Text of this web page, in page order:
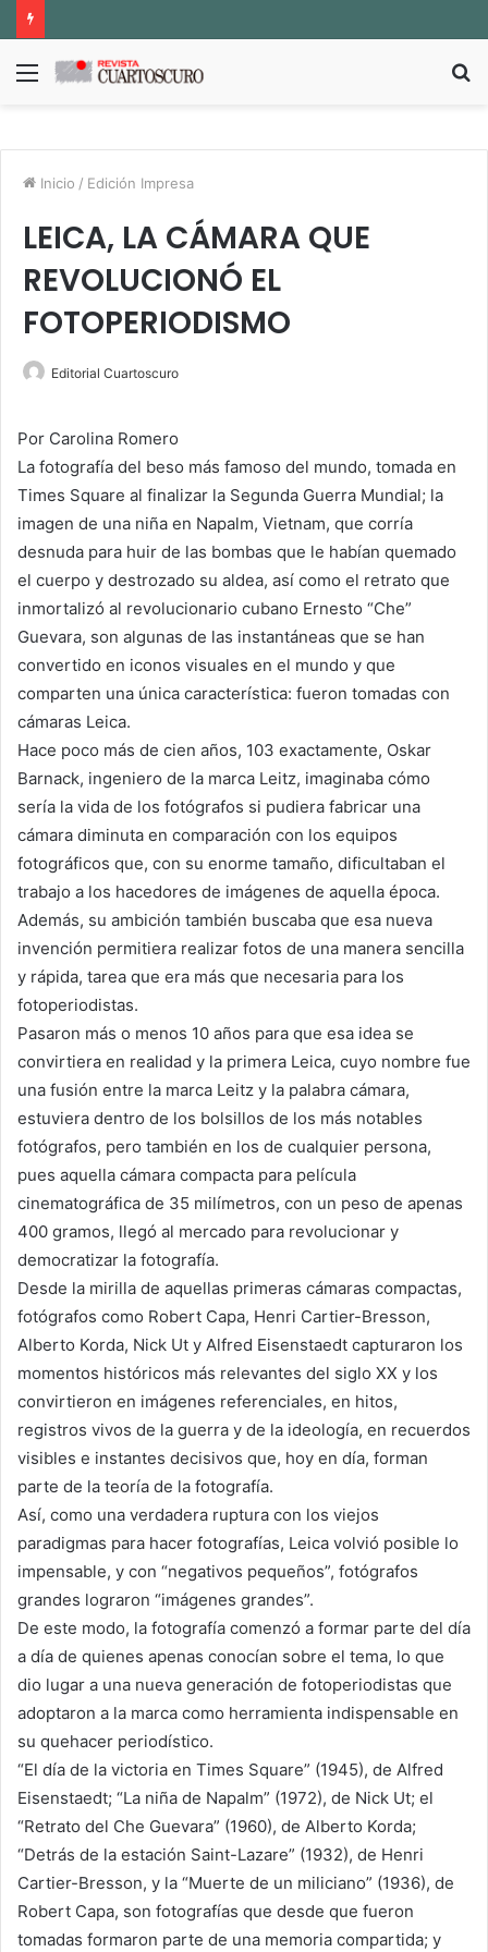
Menú
Inicio / Edición Impresa
LEICA, LA CÁMARA QUE
REVOLUCIONÓ EL
FOTOPERIODISMO
Editorial Cuartoscuro
Por Carolina Romero
La fotografía del beso más famoso del mundo, tomada en
Times Square al finalizar la Segunda Guerra Mundial; la
imagen de una niña en Napalm, Vietnam, que corría
desnuda para huir de las bombas que le habían quemado
el cuerpo y destrozado su aldea, así como el retrato que
inmortalizó al revolucionario cubano Ernesto “Che”
Guevara, son algunas de las instantáneas que se han
convertido en iconos visuales en el mundo y que
comparten una única característica: fueron tomadas con
cámaras Leica.
Hace poco más de cien años, 103 exactamente, Oskar
Barnack, ingeniero de la marca Leitz, imaginaba cómo
sería la vida de los fotógrafos si pudiera fabricar una
cámara diminuta en comparación con los equipos
fotográficos que, con su enorme tamaño, dificultaban el
trabajo a los hacedores de imágenes de aquella época.
Además, su ambición también buscaba que esa nueva
invención permitiera realizar fotos de una manera sencilla
y rápida, tarea que era más que necesaria para los
fotoperiodistas.
Pasaron más o menos 10 años para que esa idea se
convirtiera en realidad y la primera Leica, cuyo nombre fue
una fusión entre la marca Leitz y la palabra cámara,
estuviera dentro de los bolsillos de los más notables
fotógrafos, pero también en los de cualquier persona,
pues aquella cámara compacta para película
cinematográfica de 35 milímetros, con un peso de apenas
400 gramos, llegó al mercado para revolucionar y
democratizar la fotografía.
Desde la mirilla de aquellas primeras cámaras compactas,
fotógrafos como Robert Capa, Henri Cartier-Bresson,
Alberto Korda, Nick Ut y Alfred Eisenstaedt capturaron los
momentos históricos más relevantes del siglo XX y los
convirtieron en imágenes referenciales, en hitos,
registros vivos de la guerra y de la ideología, en recuerdos
visibles e instantes decisivos que, hoy en día, forman
parte de la teoría de la fotografía.
Así, como una verdadera ruptura con los viejos
paradigmas para hacer fotografías, Leica volvió posible lo
impensable, y con “negativos pequeños”, fotógrafos
grandes lograron “imágenes grandes”.
De este modo, la fotografía comenzó a formar parte del día
a día de quienes apenas conocían sobre el tema, lo que
dio lugar a una nueva generación de fotoperiodistas que
adoptaron a la marca como herramienta indispensable en
su quehacer periodístico.
“El día de la victoria en Times Square” (1945), de Alfred
Eisenstaedt; “La niña de Napalm” (1972), de Nick Ut; el
“Retrato del Che Guevara” (1960), de Alberto Korda;
“Detrás de la estación Saint-Lazare” (1932), de Henri
Cartier-Bresson, y la “Muerte de un miliciano” (1936), de
Robert Capa, son fotografías que desde que fueron
tomadas formaron parte de una memoria compartida; y